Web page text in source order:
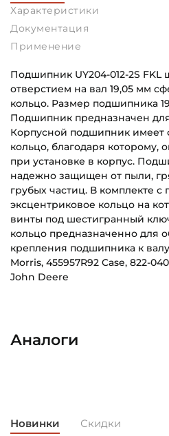
Характеристики
Применение
Документация
Подшипник UY204-012-2S
отверстием на вал 19,05 мм
кольцо. Размер подшипника
Подшипник предназначен
Корпусной подшипник имеет
кольцо, благодаря которому,
при установке в корпус.
надежно защищен от пыли,
грубых частиц. В комплекте
эксцентриковое кольцо на
винты под шестигранный
кольцо предназначенно для
крепления подшипника к
Morris, 455957R92 Case, 822-
John Deere
Наружный диаметр (D):
Ширина наружного кольца (С):
Категория:
Аналоги
Новинки Скидки